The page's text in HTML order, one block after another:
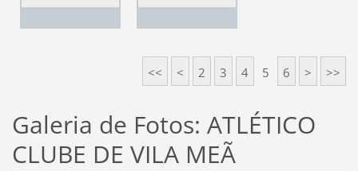
<< < 2 3 4 5 6 > >>
Galeria de Fotos: ATLÉTICO
CLUBE DE VILA MEÃ